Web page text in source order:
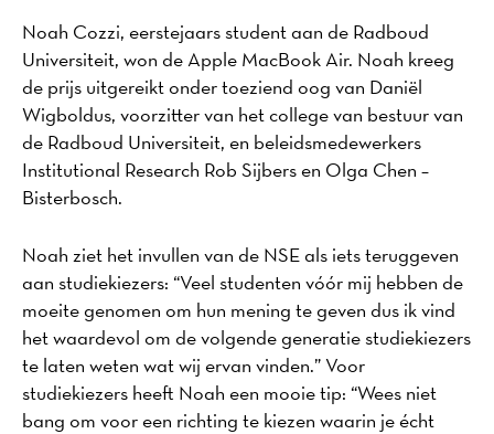
Noah Cozzi, eerstejaars student aan de Radboud
Universiteit, won de Apple MacBook Air. Noah kreeg
de prijs uitgereikt onder toeziend oog van Daniël
Wigboldus, voorzitter van het college van bestuur van
de Radboud Universiteit, en beleidsmedewerkers
Institutional Research Rob Sijbers en Olga Chen –
Bisterbosch.
Noah ziet het invullen van de NSE als iets teruggeven
aan studiekiezers: “Veel studenten vóór mij hebben de
moeite genomen om hun mening te geven dus ik vind
het waardevol om de volgende generatie studiekiezers
te laten weten wat wij ervan vinden.” Voor
studiekiezers heeft Noah een mooie tip: “Wees niet
bang om voor een richting te kiezen waarin je écht